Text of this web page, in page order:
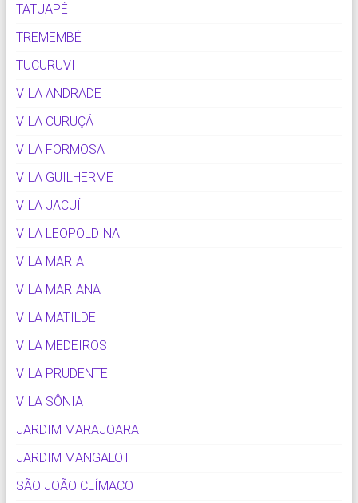
TATUAPÉ
TREMEMBÉ
TUCURUVI
VILA ANDRADE
VILA CURUÇÁ
VILA FORMOSA
VILA GUILHERME
VILA JACUÍ
VILA LEOPOLDINA
VILA MARIA
VILA MARIANA
VILA MATILDE
VILA MEDEIROS
VILA PRUDENTE
VILA SÔNIA
JARDIM MARAJOARA
JARDIM MANGALOT
SÃO JOÃO CLÍMACO